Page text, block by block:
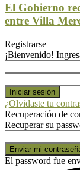
El Gobierno
entre Villa
Registrarse
¡Bienvenido!
¿Olvidaste tu
Recuperación de
Recuperar su
El password fue